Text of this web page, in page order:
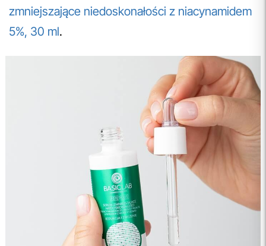
zmniejszające niedoskonałości z niacynamidem
5%, 30 ml.